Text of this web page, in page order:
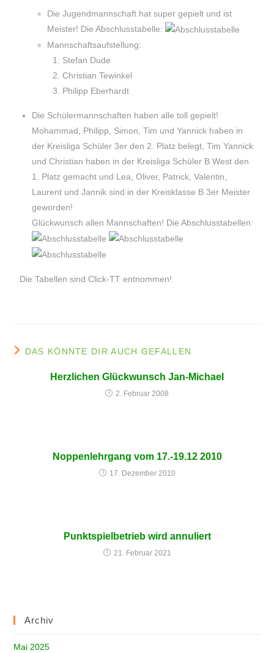
Die Jugendmannschaft hat super gepielt und ist
Meister! Die Abschlusstabelle:
Mannschaftsaufstellung:
Stefan Dude
Christian Tewinkel
Philipp Eberhardt
Die Schülermannschaften haben alle toll gepielt!
Mohammad, Philipp, Simon, Tim und Yannick haben in
der Kreisliga Schüler 3er den 2. Platz belegt, Tim Yannick
und Christian haben in der Kreisliga Schüler B West den
1. Platz gemacht und Lea, Oliver, Patrick, Valentin,
Laurent und Jannik sind in der Kreisklasse B 3er Meister
geworden!
Glückwunsch allen Mannschaften! Die Abschlusstabellen:
Die Tabellen sind Click-TT entnommen!
DAS KÖNNTE DIR AUCH GEFALLEN
Herzlichen Glückwunsch Jan-Michael
2. Februar 2008
Noppenlehrgang vom 17.-19.12 2010
17. Dezember 2010
Punktspielbetrieb wird annuliert
21. Februar 2021
Archiv
Mai 2025